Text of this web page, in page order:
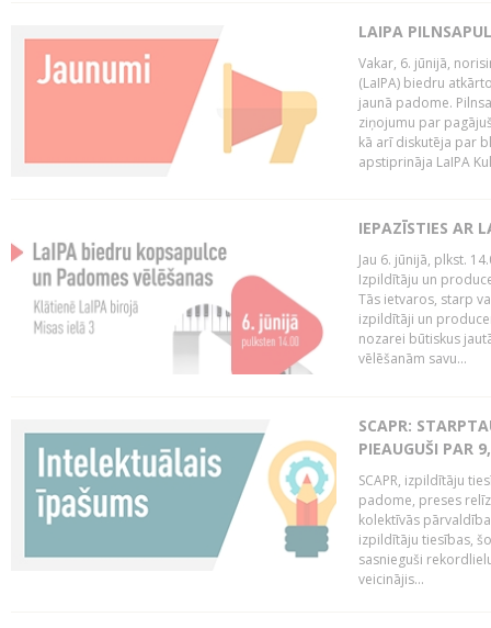
LAIPA
Vakar, 6. jūnijā,
(LaIPA) biedru
jaunā padome.
ziņojumu par
kā arī diskutēja par
apstiprināja LaIPA
IEPAZĪSTIES AR
Jau 6. jūnijā, plkst.
Izpildītāju un
Tās ietvaros, starp
izpildītāji un
nozarei būtiskus
vēlēšanām savu...
SCAPR:
PIEAUGUŠI PAR
SCAPR, izpildītāju
padome, preses
kolektīvās
izpildītāju tiesības,
sasnieguši
veicinājis...